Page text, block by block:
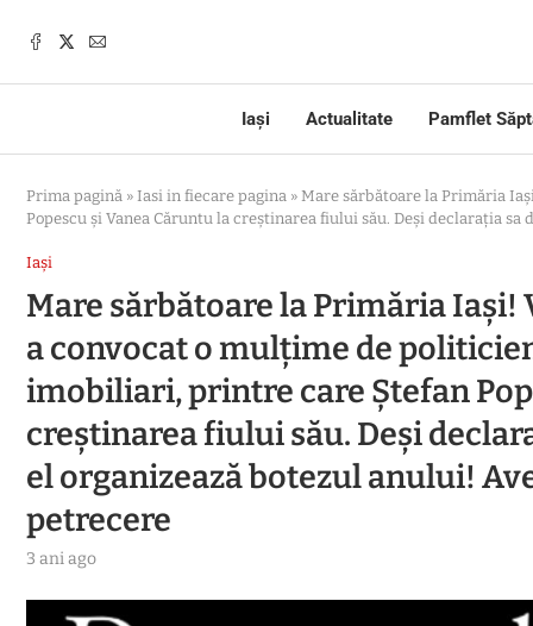
Iași Actualitate Pamflet
Prima pagină » Iasi in fiecare pagina » Mare sărbătoare la Primăria
Popescu și Vanea Căruntu la creștinarea fiului său. Deși declarația
Iași
Mare sărbătoare la Primăria
a convocat o mulțime de
imobiliari, printre care Ștefan
creștinarea fiului său. Deși
el organizează botezul anului!
petrecere
3 ani ago